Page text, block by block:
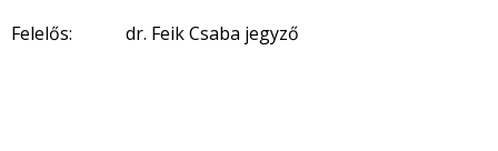
Felelős: dr. Feik Csaba jegyző